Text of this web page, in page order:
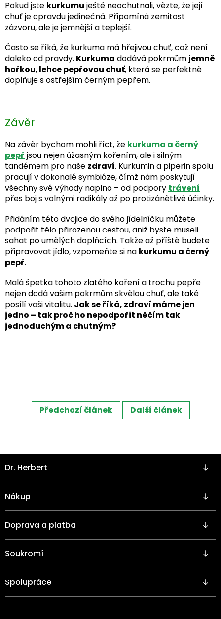
Pokud jste kurkumu ještě neochutnali, vězte, že její
chuť je opravdu jedinečná. Připomíná zemitost
zázvoru, ale je jemnější a teplejší.
Často se říká, že kurkuma má hřejivou chuť, což není
daleko od pravdy. Kurkuma dodává pokrmům jemně
hořkou, lehce pepřovou chuť, která se perfektně
doplňuje s ostřejším černým pepřem.
Závěr
Na závěr bychom mohli říct, že kurkuma a černý
pepř jsou nejen úžasným kořením, ale i silným
tandémem pro naše zdraví. Kurkumin a piperin spolu
pracují v dokonalé symbióze, čímž nám poskytují
všechny své výhody naplno – od podpory trávení
přes boj s volnými radikály až po protizánětlivé účinky.
Přidáním této dvojice do svého jídelníčku můžete
podpořit tělo přirozenou cestou, aniž byste museli
sahat po umělých doplňcích. Takže až příště budete
připravovat jídlo, vzpomeňte si na kurkumu a černý
pepř.
Malá špetka tohoto zlatého koření a trochu pepře
nejen dodá vašim pokrmům skvělou chuť, ale také
posílí vaši vitalitu. Jak se říká, zdraví máme jen
jedno – tak proč ho nepodpořit něčím tak
jednoduchým a chutným?
Předchozí článek Další článek
Z
á
p
a
Dr. Herbert
Nákup
Doprava a platba
Soukromí
Spolupráce